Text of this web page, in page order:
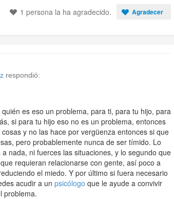
Agradecer
1 persona la ha agradecido.
respondió:
es eso un problema, para ti, para tu hijo, para
si para tu hijo eso no es un problema, entonces
y no las hace por vergüenza entonces si que
pero probablemente nunca de ser tímido. Lo
nada, ni fuerces las situaciones, y lo segundo que
requieran relacionarse con gente, así poco a
el miedo. Y por último si fuera necesario
acudir a un psicólogo que le ayude a convivir
problema.